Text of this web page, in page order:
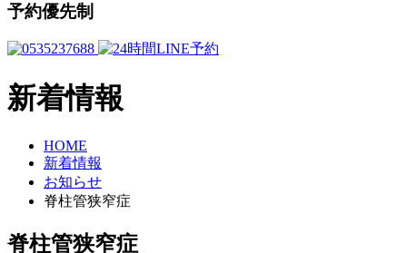
予約優先制
新着情報
HOME
新着情報
お知らせ
脊柱管狭窄症
脊柱管狭窄症